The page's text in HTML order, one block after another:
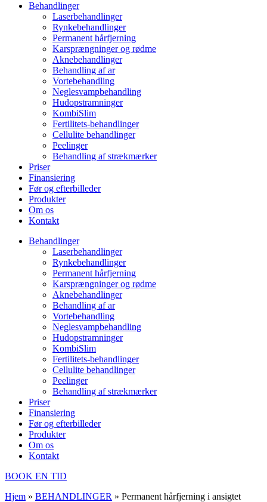
Behandlinger
Laserbehandlinger
Rynkebehandlinger
Permanent hårfjerning
Karsprængninger og rødme
Aknebehandlinger
Behandling af ar
Vortebehandling
Neglesvampbehandling
Hudopstramninger
KombiSlim
Fertilitets-behandlinger
Cellulite behandlinger
Peelinger
Behandling af strækmærker
Priser
Finansiering
Før og efterbilleder
Produkter
Om os
Kontakt
Behandlinger
Laserbehandlinger
Rynkebehandlinger
Permanent hårfjerning
Karsprængninger og rødme
Aknebehandlinger
Behandling af ar
Vortebehandling
Neglesvampbehandling
Hudopstramninger
KombiSlim
Fertilitets-behandlinger
Cellulite behandlinger
Peelinger
Behandling af strækmærker
Priser
Finansiering
Før og efterbilleder
Produkter
Om os
Kontakt
BOOK EN TID
Hjem » BEHANDLINGER » Permanent hårfjerning i ansigtet